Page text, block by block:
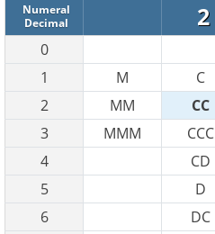
Numeral
Decimal
2
0
1
M C
2
MM CC
3
MMM CCC
4
CD
5
D
6
DC